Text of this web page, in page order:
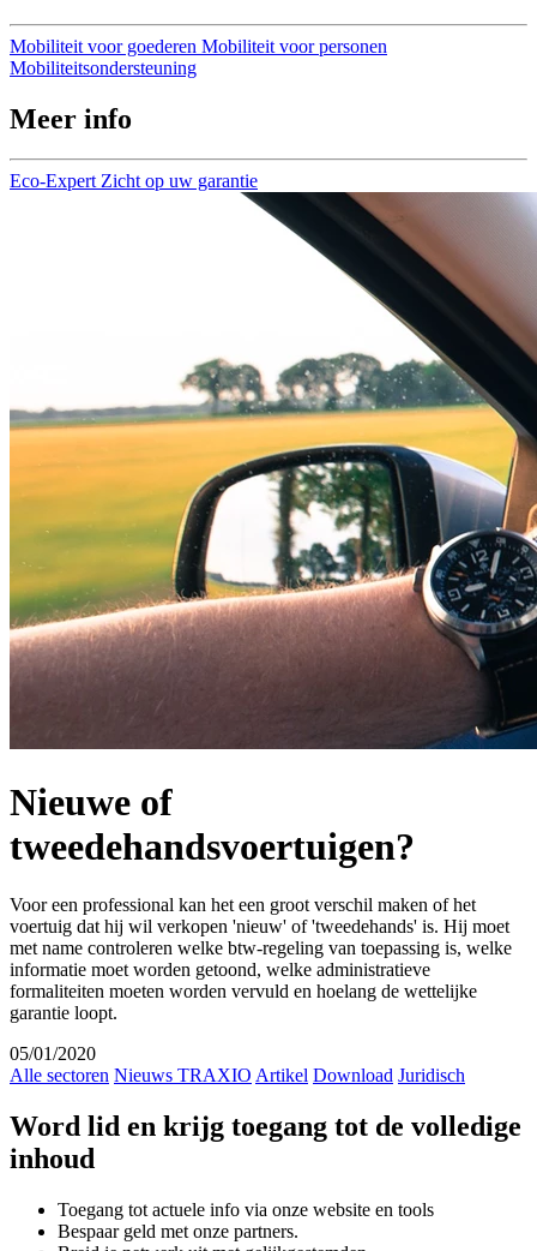
Mobiliteit voor goederen Mobiliteit voor personen
Mobiliteitsondersteuning
Meer info
Eco-Expert Zicht op uw garantie
Nieuwe of
tweedehandsvoertuigen?
Voor een professional kan het een groot verschil maken of het
voertuig dat hij wil verkopen 'nieuw' of 'tweedehands' is. Hij moet
met name controleren welke btw-regeling van toepassing is, welke
informatie moet worden getoond, welke administratieve
formaliteiten moeten worden vervuld en hoelang de wettelijke
garantie loopt.
05/01/2020
Alle sectoren Nieuws TRAXIO Artikel Download Juridisch
Word lid en krijg toegang tot de volledige
inhoud
Toegang tot actuele info via onze website en tools
Bespaar geld met onze partners.